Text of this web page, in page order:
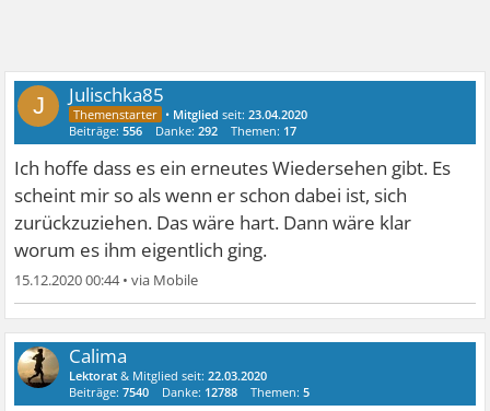
J Julischka85
• Mitglied seit:23.04.2020
Beiträge:556 Danke:292 Themen: 17
Ich hoffe dass es ein erneutes Wiedersehen gibt. Es
scheint mir so als wenn er schon dabei ist, sich
zurückzuziehen. Das wäre hart. Dann wäre klar
worum es ihm eigentlich ging.
15.12.2020 00:44•
Calima
Lektorat & Mitglied seit:22.03.2020
Beiträge:7540 Danke: 12788 Themen:5